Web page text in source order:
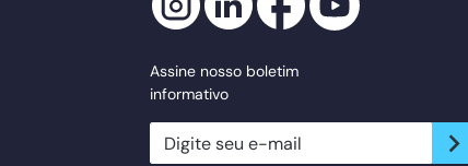
Assine nosso boletim
informativo
newsletter.suscribe